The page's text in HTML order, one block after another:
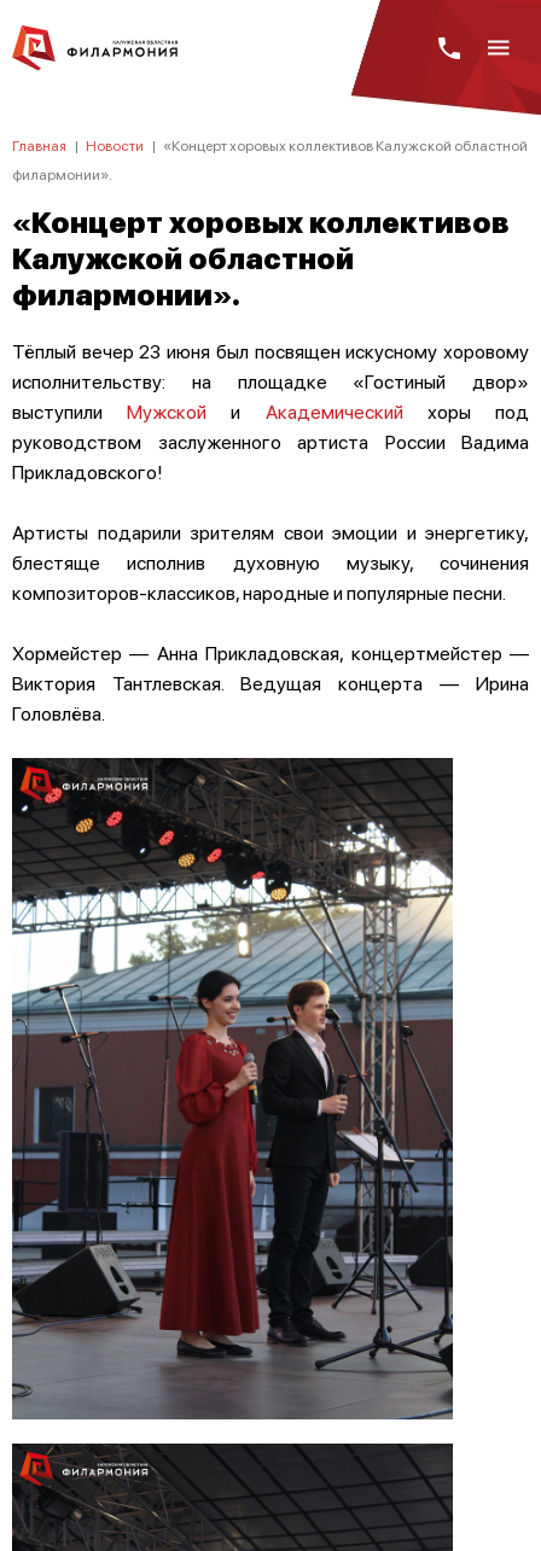
Главная | Новости | «Концерт хоровых коллективов Калужской областной
филармонии».
«Концерт хоровых коллективов
Калужской областной
филармонии».
Тёплый вечер 23 июня был посвящен искусному хоровому
исполнительству: на площадке «Гостиный двор»
выступилиМужской и Академический хоры под
руководством заслуженного артиста России Вадима
Прикладовского!
Артисты подарили зрителям свои эмоции и энергетику,
блестяще исполнив духовную музыку, сочинения
композиторов-классиков, народные и популярные песни.
Хормейстер — Анна Прикладовская, концертмейстер —
Виктория Тантлевская. Ведущая концерта — Ирина
Головлёва.